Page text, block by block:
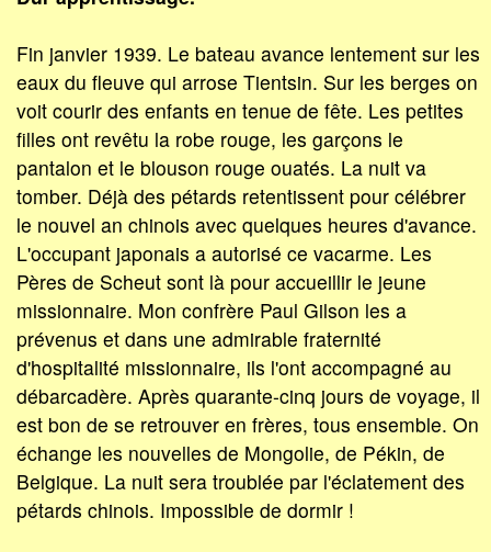
Fin janvier 1939. Le bateau avance lentement sur les
eaux du fleuve qui arrose Tientsin. Sur les berges on
voit courir des enfants en tenue de fête. Les petites
filles ont revêtu la robe rouge, les garçons le
pantalon et le blouson rouge ouatés. La nuit va
tomber. Déjà des pétards re­tentissent pour célébrer
le nouvel an chinois avec quelques heures d'avance.
L'occupant japonais a autorisé ce vacarme. Les
Pères de Scheut sont là pour accueillir le jeune
missionnaire. Mon confrère Paul Gilson les a
prévenus et dans une admirable fraternité
d'hospitalité missionnaire, ils l'ont accompagné au
débarcadère. Après quarante-cinq jours de voyage, il
est bon de se retrouver en frères, tous ensemble. On
échange les nouvelles de Mongolie, de Pékin, de
Belgique. La nuit sera troublée par l'éclatement des
pétards chinois. Impossible de dormir !